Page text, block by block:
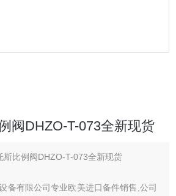
阀DHZO-T-073全新现货
斯比例阀DHZO-T-073全新现货
备有限公司专业欧美进口备件销售,公司